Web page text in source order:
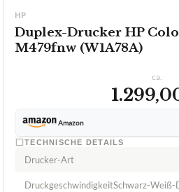
HP
Duplex-Drucker HP
M479fnw (W1A78A)
ca.
Amazon
TECHNISCHE DETAILS
Drucker-Art
DruckgeschwindigkeitSchwarz-Weiß-